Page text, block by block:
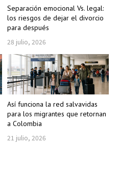
Separación emocional Vs. legal:
los riesgos de dejar el divorcio
para después
28 julio, 2026
Así funciona la red salvavidas
para los migrantes que retornan
a Colombia
21 julio, 2026